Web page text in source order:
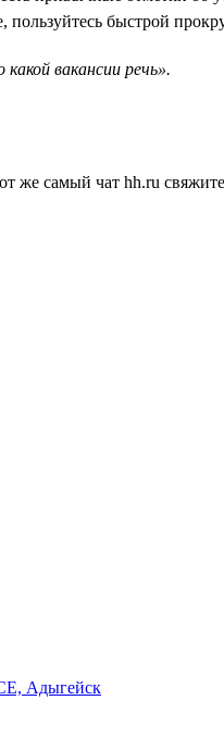
пользуйтесь быстрой
вакансии речь».
же самый чат hh.ru
Адыгейск